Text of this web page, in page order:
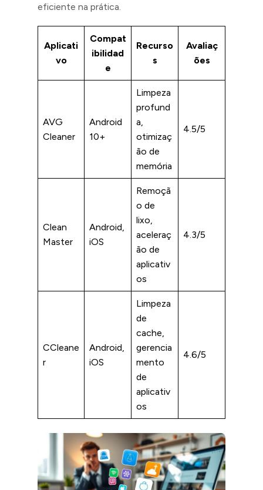
eficiente na prática.
Aplicati
vo
Compat
ibilidad
e
Recurso
s
Avaliaç
ões
AVG
Cleaner
Android
10+
Limpeza
profund
a,
otimizaç
ão de
memória
4.5/5
Clean
Master
Android,
iOS
Remoçã
o de
lixo,
aceleraç
ão de
aplicativ
os
4.3/5
CCleane
r
Android,
iOS
Limpeza
de
cache,
gerencia
mento
de
aplicativ
os
4.6/5